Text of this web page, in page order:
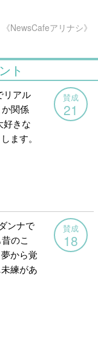
《NewsCafeアリナシ》